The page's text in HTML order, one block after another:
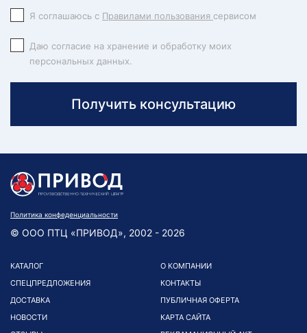
Я соглашаюсь с Правилами пользования сервисом
Даю согласие на хранение и обработку моих
персональных данных.
Получить консультацию
Политика конфеденциальности
© ООО ПТЦ «ПРИВОД», 2002 - 2026
КАТАЛОГ
СПЕЦПРЕДЛОЖЕНИЯ
ДОСТАВКА
НОВОСТИ
О КОМПАНИИ
КОНТАКТЫ
ПУБЛИЧНАЯ ОФЕРТА
КАРТА САЙТА